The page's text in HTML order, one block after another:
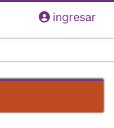
ingresar